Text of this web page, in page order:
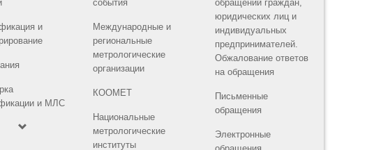
и
и МЛС
события
Международные и
региональные
метрологические
организации
КООМЕТ
Национальные
метрологические
институты
обращений граждан,
юридических лиц и
индивидуальных
предпринимателей.
Обжалование ответов
на обращения
Письменные
обращения
Электронные